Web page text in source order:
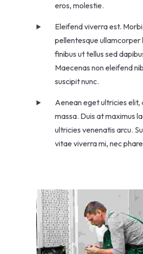
eros, molestie.
Eleifend viverra est. Morbi
pellentesque ullamcorper
finibus ut tellus sed
Maecenas non eleifend
suscipit nunc.
Aenean eget ultricies elit,
massa. Duis at maximus
ultricies venenatis arcu.
vitae viverra mi, nec